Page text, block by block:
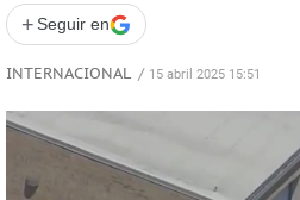
+ Seguir en
INTERNACIONAL / 15 abril 2025 15:51